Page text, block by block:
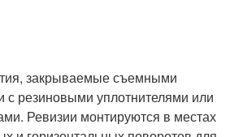
закрываемые съемными
резиновыми уплотнителями или
Ревизии монтируются в местах